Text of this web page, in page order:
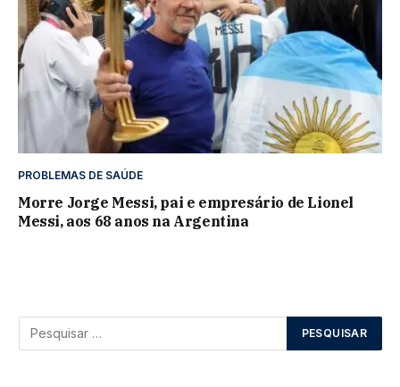
PROBLEMAS DE SAÚDE
Morre Jorge Messi, pai e empresário de Lionel
Messi, aos 68 anos na Argentina